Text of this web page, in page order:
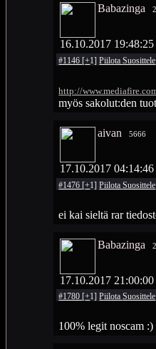
Babazinga
16.10.2017 19:48:25
#1146 [+1]PiilotaSuosittele
http://
myös sakolut:den
aivan 5666
17.10.2017 04:14:46
#1476 [+1]PiilotaSuosittele
ei kai sieltä rar
Babazinga
17.10.2017 21:00:00
#1780 [+1]PiilotaSuosittele
100% legit noscam :)